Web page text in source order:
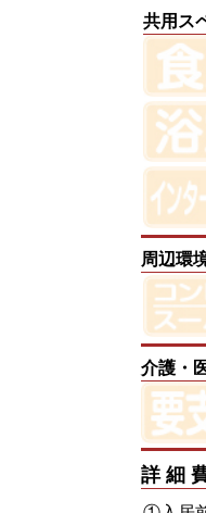
共用ス
周辺環
介護・
詳 細